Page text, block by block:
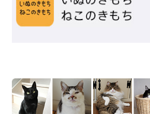
そんなくろすけちゃんですが、じつは
初めてその保護猫カフェを訪れた飼